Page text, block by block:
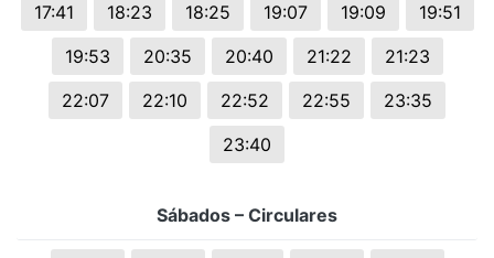
17:41
18:23 18:25 19:07 19:09
19:51
19:53
20:35 20:40 21:22
21:23
22:07
22:10 22:52 22:55
23:35
23:40
Sábados – Circulares